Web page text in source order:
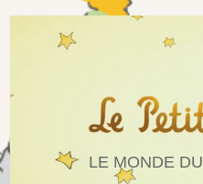
LE MONDE